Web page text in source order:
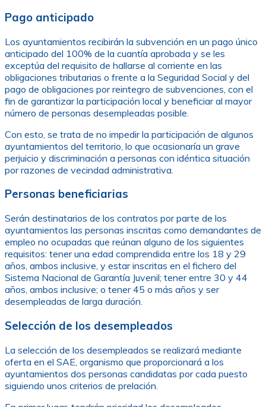
Pago anticipado
Los ayuntamientos recibirán la subvención en un pago único
anticipado del 100% de la cuantía aprobada y se les
exceptúa del requisito de hallarse al corriente en las
obligaciones tributarias o frente a la Seguridad Social y del
pago de obligaciones por reintegro de subvenciones, con el
fin de garantizar la participación local y beneficiar al mayor
número de personas desempleadas posible.
Con esto, se trata de no impedir la participación de algunos
ayuntamientos del territorio, lo que ocasionaría un grave
perjuicio y discriminación a personas con idéntica situación
por razones de vecindad administrativa.
Personas beneficiarias
Serán destinatarios de los contratos por parte de los
ayuntamientos las personas inscritas como demandantes de
empleo no ocupadas que reúnan alguno de los siguientes
requisitos: tener una edad comprendida entre los 18 y 29
años, ambos inclusive, y estar inscritas en el fichero del
Sistema Nacional de Garantía Juvenil; tener entre 30 y 44
años, ambos inclusive; o tener 45 o más años y ser
desempleadas de larga duración.
Selección de los desempleados
La selección de los desempleados se realizará mediante
oferta en el SAE, organismo que proporcionará a los
ayuntamientos dos personas candidatas por cada puesto
siguiendo unos criterios de prelación.